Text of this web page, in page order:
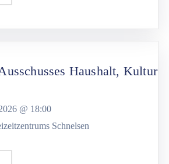
Haushalt, Kultur
@ 18:00
Schnelsen